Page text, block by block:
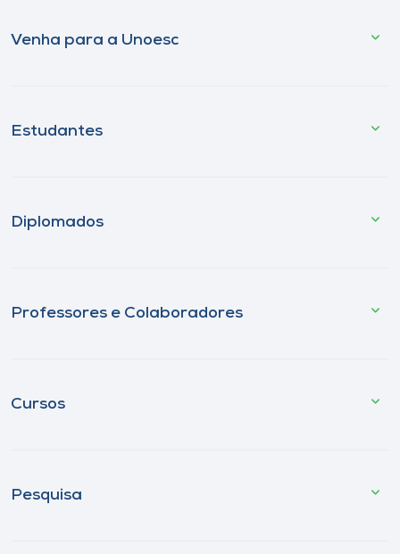
Venha para a Unoesc
Estudantes
Diplomados
Professores e Colaboradores
Cursos
Pesquisa